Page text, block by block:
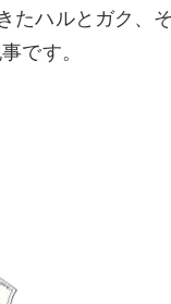
たハルとガク、
です。